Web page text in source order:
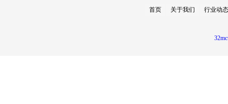
首页 关于我们 行业动态